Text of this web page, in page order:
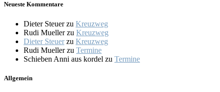
Neueste Kommentare
Dieter Steuerzu Kreuzweg
Rudi Muellerzu Kreuzweg
Dieter Steuerzu Kreuzweg
Rudi Muellerzu Termine
Schieben Anni aus kordel zu Termine
Allgemein